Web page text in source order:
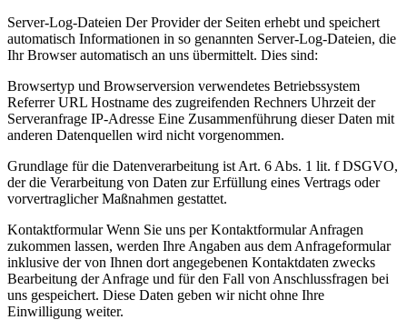
Server-Log-Dateien Der Provider der Seiten erhebt und speichert
automatisch Informationen in so genannten Server-Log-Dateien, die
Ihr Browser automatisch an uns übermittelt. Dies sind:
Browsertyp und Browserversion verwendetes Betriebssystem
Referrer URL Hostname des zugreifenden Rechners Uhrzeit der
Serveranfrage IP-Adresse Eine Zusammenführung dieser Daten mit
anderen Datenquellen wird nicht vorgenommen.
Grundlage für die Datenverarbeitung ist Art. 6 Abs. 1 lit. f DSGVO,
der die Verarbeitung von Daten zur Erfüllung eines Vertrags oder
vorvertraglicher Maßnahmen gestattet.
Kontaktformular Wenn Sie uns per Kontaktformular Anfragen
zukommen lassen, werden Ihre Angaben aus dem Anfrageformular
inklusive der von Ihnen dort angegebenen Kontaktdaten zwecks
Bearbeitung der Anfrage und für den Fall von Anschlussfragen bei
uns gespeichert. Diese Daten geben wir nicht ohne Ihre
Einwilligung weiter.